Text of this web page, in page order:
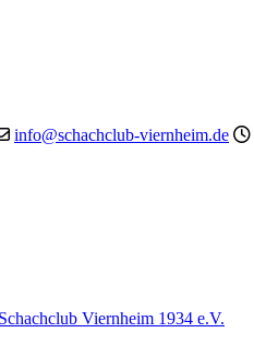
info@schachclub-viernheim.de